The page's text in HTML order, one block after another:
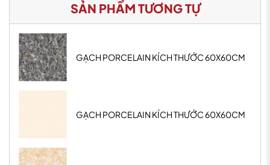
SẢN PHẨM TƯƠNG TỰ
GẠCH PORCELAIN KÍCH THƯỚC 60X60CM
GẠCH PORCELAIN KÍCH THƯỚC 60X60CM